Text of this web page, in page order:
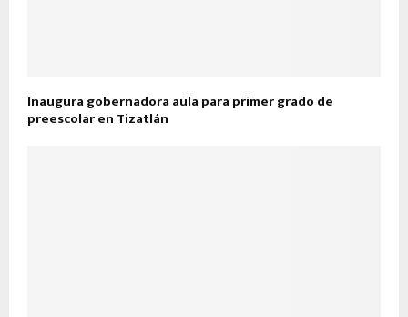
Inaugura gobernadora aula para primer grado de
preescolar en Tizatlán